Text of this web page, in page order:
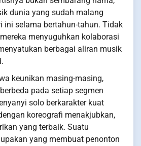
dunia yang sudah malang
ini selama bertahun-tahun. Tidak
menyuguhkan kolaborasi
berbagai aliran musik
keunikan masing-masing,
pada setiap segmen
solo berkarakter kuat
koreografi menakjubkan,
yang terbaik. Suatu
yang membuat penonton